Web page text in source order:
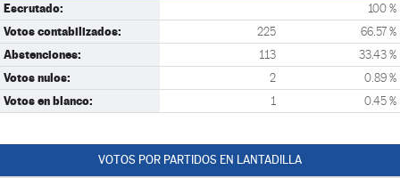
Escrutado: 100 %
Votos contabilizados: 225 66.57 %
Abstenciones: 113 33.43 %
Votos nulos: 2 0.89 %
Votos en blanco: 1 0.45 %
VOTOS POR PARTIDOS EN LANTADILLA